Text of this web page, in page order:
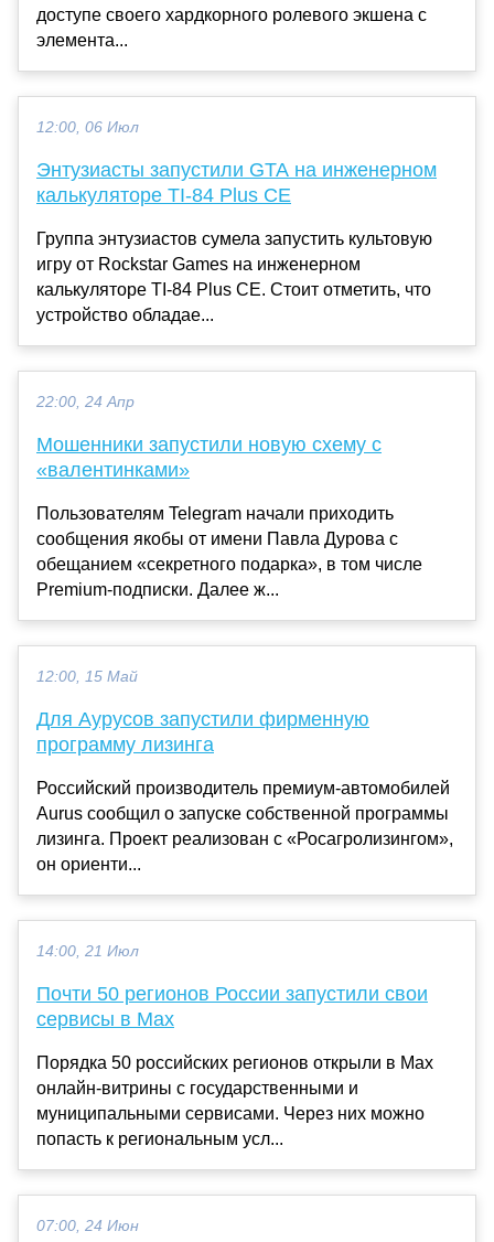
доступе своего хардкорного ролевого экшена с
элемента...
12:00, 06 Июл
Энтузиасты запустили GTA на инженерном
калькуляторе TI-84 Plus CE
Группа энтузиастов сумела запустить культовую
игру от Rockstar Games на инженерном
калькуляторе TI-84 Plus CE. Стоит отметить, что
устройство обладае...
22:00, 24 Апр
Мошенники запустили новую схему с
«валентинками»
Пользователям Telegram начали приходить
сообщения якобы от имени Павла Дурова с
обещанием «секретного подарка», в том числе
Premium-подписки. Далее ж...
12:00, 15 Май
Для Аурусов запустили фирменную
программу лизинга
Российский производитель премиум-автомобилей
Aurus сообщил о запуске собственной программы
лизинга. Проект реализован с «Росагролизингом»,
он ориенти...
14:00, 21 Июл
Почти 50 регионов России запустили свои
сервисы в Max
Порядка 50 российских регионов открыли в Max
онлайн-витрины с государственными и
муниципальными сервисами. Через них можно
попасть к региональным усл...
07:00, 24 Июн